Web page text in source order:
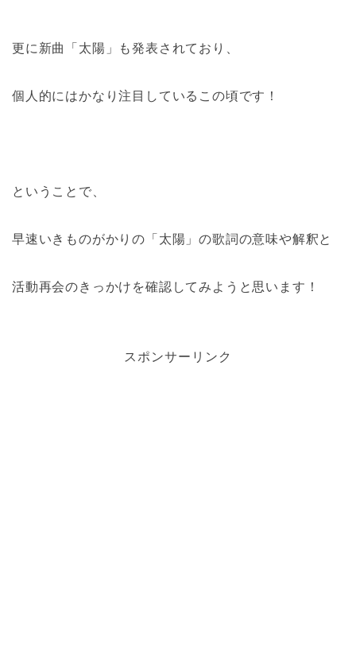
更に新曲「太陽」も発表されており、
個人的にはかなり注目しているこの頃です！
ということで、
早速いきものがかりの「太陽」の歌詞の意味や解釈と
活動再会のきっかけを確認してみようと思います！
スポンサーリンク